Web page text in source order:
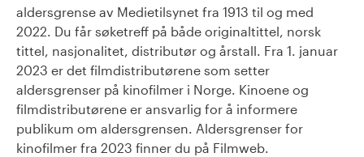
aldersgrense av Medietilsynet fra 1913 til og med
2022. Du får søketreff på både originaltittel, norsk
tittel, nasjonalitet, distributør og årstall. Fra 1. januar
2023 er det filmdistributørene som setter
aldersgrenser på kinofilmer i Norge. Kinoene og
filmdistributørene er ansvarlig for å informere
publikum om aldersgrensen. Aldersgrenser for
kinofilmer fra 2023 finner du på Filmweb.